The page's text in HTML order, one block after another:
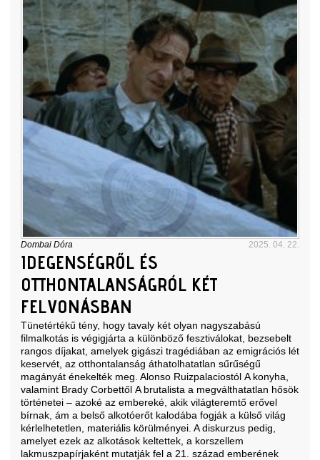
Dombai Dóra 2025. 04. 22.
IDEGENSÉGRŐL ÉS
OTTHONTALANSÁGRÓL KÉT
FELVONÁSBAN
Tünetértékű tény, hogy tavaly két olyan nagyszabású
filmalkotás is végigjárta a különböző fesztiválokat, bezsebelt
rangos díjakat, amelyek gigászi tragédiában az emigrációs lét
keservét, az otthontalanság áthatolhatatlan sűrűségű
magányát énekelték meg. Alonso Ruizpalaciostól A konyha,
valamint Brady Corbettől A brutalista a megválthatatlan hősök
történetei – azoké az embereké, akik világteremtő erővel
bírnak, ám a belső alkotóerőt kalodába fogják a külső világ
kérlelhetetlen, materiális körülményei. A diskurzus pedig,
amelyet ezek az alkotások keltettek, a korszellem
lakmuszpapírjaként mutatják fel a 21. század emberének